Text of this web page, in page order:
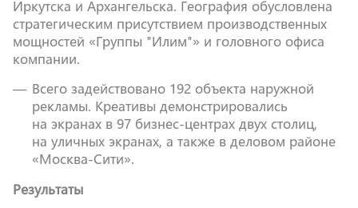
Иркутска и Архангельска. География обусловлена
стратегическим присутствием производственных
мощностей «Группы "Илим"» и головного офиса
компании.
Всего задействовано 192 объекта наружной
рекламы. Креативы демонстрировались
на экранах в 97 бизнес-центрах двух столиц,
на уличных экранах, а также в деловом районе
«Москва-Сити».
Результаты